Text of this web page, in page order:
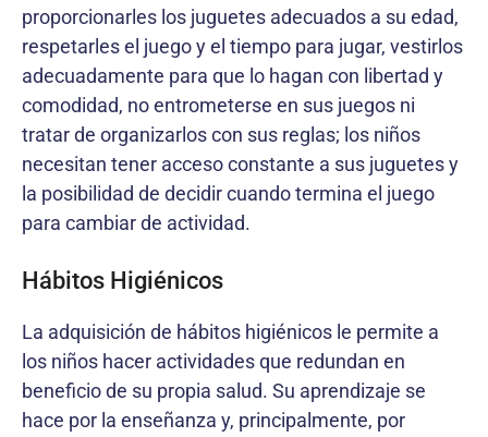
proporcionarles los juguetes adecuados a su edad,
respetarles el juego y el tiempo para jugar, vestirlos
adecuadamente para que lo hagan con libertad y
comodidad, no entrometerse en sus juegos ni
tratar de organizarlos con sus reglas; los niños
necesitan tener acceso constante a sus juguetes y
la posibilidad de decidir cuando termina el juego
para cambiar de actividad.
Hábitos Higiénicos
La adquisición de hábitos higiénicos le permite a
los niños hacer actividades que redundan en
beneficio de su propia salud. Su aprendizaje se
hace por la enseñanza y, principalmente, por